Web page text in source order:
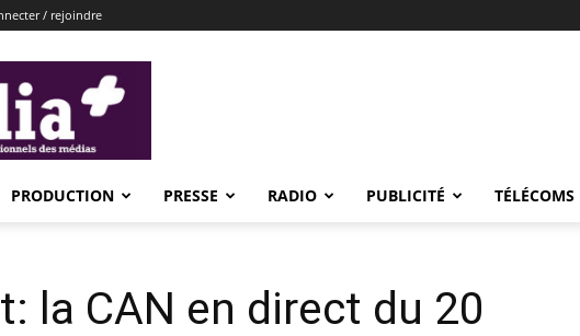
/ rejoindre
PRODUCTION PRESSE RADIO PUBLICITÉ TÉLÉCOMS
la CAN en direct du 20